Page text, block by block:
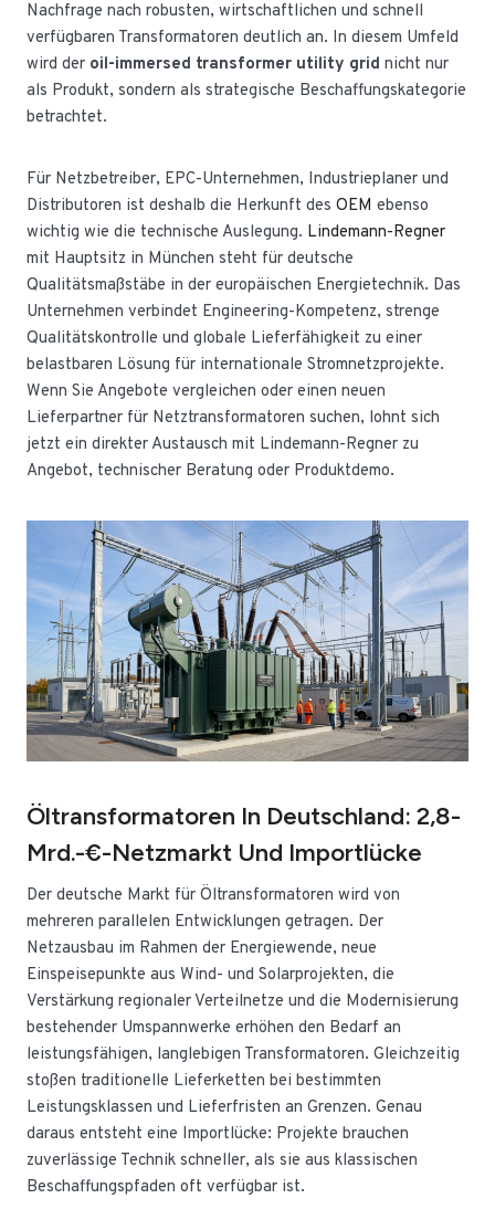
Nachfrage nach robusten, wirtschaftlichen und schnell
verfügbaren Transformatoren deutlich an. In diesem Umfeld
wird der oil-immersed transformer utility grid nicht nur
als Produkt, sondern als strategische Beschaffungskategorie
betrachtet.
Für Netzbetreiber, EPC-Unternehmen, Industrieplaner und
Distributoren ist deshalb die Herkunft des OEM ebenso
wichtig wie die technische Auslegung. Lindemann-Regner
mit Hauptsitz in München steht für deutsche
Qualitätsmaßstäbe in der europäischen Energietechnik. Das
Unternehmen verbindet Engineering-Kompetenz, strenge
Qualitätskontrolle und globale Lieferfähigkeit zu einer
belastbaren Lösung für internationale Stromnetzprojekte.
Wenn Sie Angebote vergleichen oder einen neuen
Lieferpartner für Netztransformatoren suchen, lohnt sich
jetzt ein direkter Austausch mit Lindemann-Regner zu
Angebot, technischer Beratung oder Produktdemo.
Öltransformatoren In Deutschland: 2,8-
Mrd.-€-Netzmarkt Und Importlücke
Der deutsche Markt für Öltransformatoren wird von
mehreren parallelen Entwicklungen getragen. Der
Netzausbau im Rahmen der Energiewende, neue
Einspeisepunkte aus Wind- und Solarprojekten, die
Verstärkung regionaler Verteilnetze und die Modernisierung
bestehender Umspannwerke erhöhen den Bedarf an
leistungsfähigen, langlebigen Transformatoren. Gleichzeitig
stoßen traditionelle Lieferketten bei bestimmten
Leistungsklassen und Lieferfristen an Grenzen. Genau
daraus entsteht eine Importlücke: Projekte brauchen
zuverlässige Technik schneller, als sie aus klassischen
Beschaffungspfaden oft verfügbar ist.